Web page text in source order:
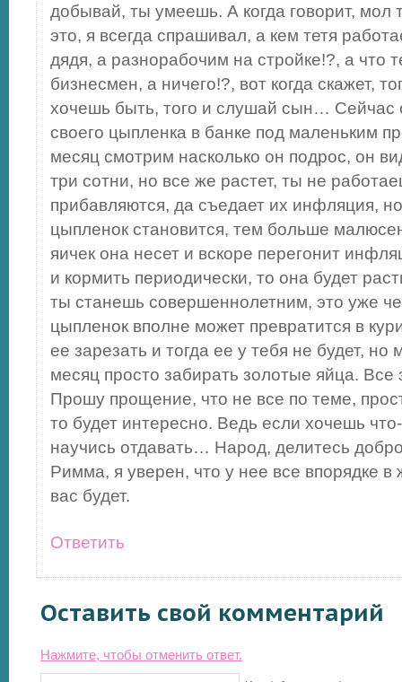
добывай, ты умеешь. А когда говорит, мол
это, я всегда спрашивал, а кем тетя
дядя, а разнорабочим на стройке!?, а что
бизнесмен, а ничего!?, вот когда скажет,
хочешь быть, того и слушай сын… Сейчас
своего цыпленка в банке под маленьким
месяц смотрим насколько он подрос, он
три сотни, но все же растет, ты не
прибавляются, да съедает их инфляция,
цыпленок становится, тем больше
яичек она несет и вскоре перегонит
и кормить периодически, то она будет
ты станешь совершеннолетним, это уже
цыпленок вполне может превратится в
ее зарезать и тогда ее у тебя не будет,
месяц просто забирать золотые яйца. Все
Прошу прощение, что не все по теме,
то будет интересно. Ведь если хочешь
научись отдавать… Народ, делитесь
Римма, я уверен, что у нее все впорядке в
вас будет.
Ответить
Оставить свой комментарий
Нажмите, чтобы отменить ответ.